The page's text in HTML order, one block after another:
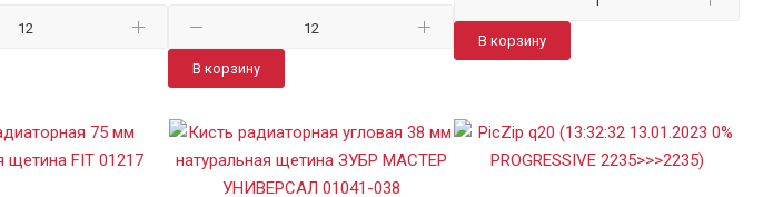
В корзину
В корзину